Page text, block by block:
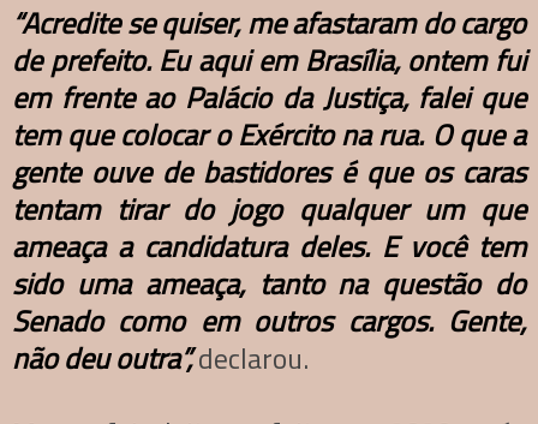
“Acredite se quiser, me afastaram do cargo
de prefeito. Eu aqui em Brasília, ontem fui
em frente ao Palácio da Justiça, falei que
tem que colocar o Exército na rua. O que a
gente ouve de bastidores é que os caras
tentam tirar do jogo qualquer um que
ameaça a candidatura deles. E você tem
sido uma ameaça, tanto na questão do
Senado como em outros cargos. Gente,
não deu outra”,declarou.